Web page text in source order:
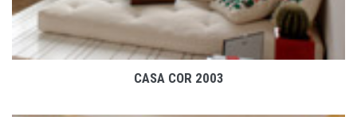
CASA COR 2003